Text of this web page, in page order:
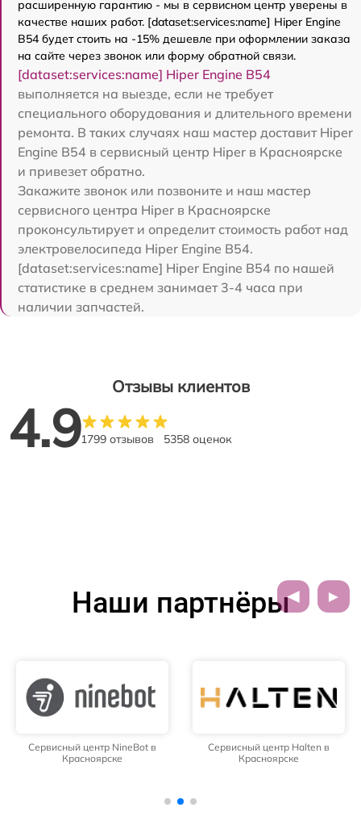
расширенную гарантию - мы в сервисном центр уверены в
качестве наших работ. [dataset:services:name] Hiper Engine
B54 будет стоить на -15% дешевле при оформлении заказа
на сайте через звонок или форму обратной связи.
[dataset:services:name] Hiper Engine B54
выполняется на выезде, если не требует
специального оборудования и длительного времени
ремонта. В таких случаях наш мастер доставит Hiper
Engine B54 в сервисный центр Hiper в Красноярске
и привезет обратно.
Закажите звонок или позвоните и наш мастер
сервисного центра Hiper в Красноярске
проконсультирует и определит стоимость работ над
электровелосипеда Hiper Engine B54.
[dataset:services:name] Hiper Engine B54 по нашей
статистике в среднем занимает 3-4 часа при
наличии запчастей.
Отзывы клиентов
4.91799 отзывов 5358 оценок
Наши партнёры
Сервисный центр NineBot в
Красноярске
Сервисный центр Halten в
Красноярске